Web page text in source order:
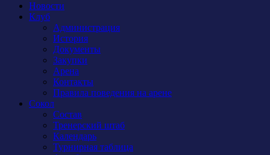
Новости
Клуб
Администрация
История
Документы
Закупки
Арена
Контакты
Правила поведения на арене
Сокол
Состав
Тренерский штаб
Календарь
Турнирная таблица